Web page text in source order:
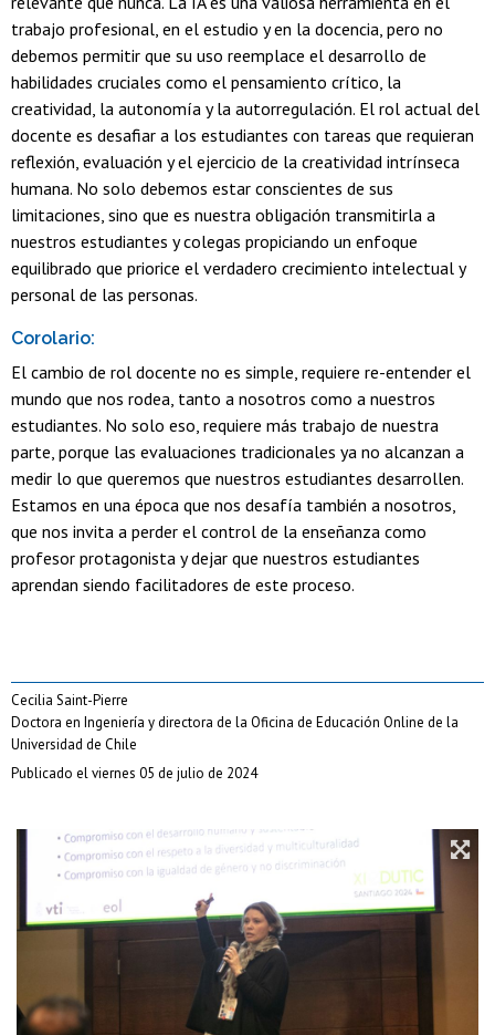
trabajo profesional, en el estudio y en la docencia, pero no
debemos permitir que su uso reemplace el desarrollo de
habilidades cruciales como el pensamiento crítico, la
creatividad, la autonomía y la autorregulación. El rol actual del
docente es desafiar a los estudiantes con tareas que requieran
reflexión, evaluación y el ejercicio de la creatividad intrínseca
humana. No solo debemos estar conscientes de sus
limitaciones, sino que es nuestra obligación transmitirla a
nuestros estudiantes y colegas propiciando un enfoque
equilibrado que priorice el verdadero crecimiento intelectual y
personal de las personas.
Corolario:
El cambio de rol docente no es simple, requiere re-entender el
mundo que nos rodea, tanto a nosotros como a nuestros
estudiantes. No solo eso, requiere más trabajo de nuestra
parte, porque las evaluaciones tradicionales ya no alcanzan a
medir lo que queremos que nuestros estudiantes desarrollen.
Estamos en una época que nos desafía también a nosotros,
que nos invita a perder el control de la enseñanza como
profesor protagonista y dejar que nuestros estudiantes
aprendan siendo facilitadores de este proceso.
Cecilia Saint-Pierre
Doctora en Ingeniería y directora de la Oficina de Educación Online de la
Universidad de Chile
Publicado el viernes 05 de julio de 2024